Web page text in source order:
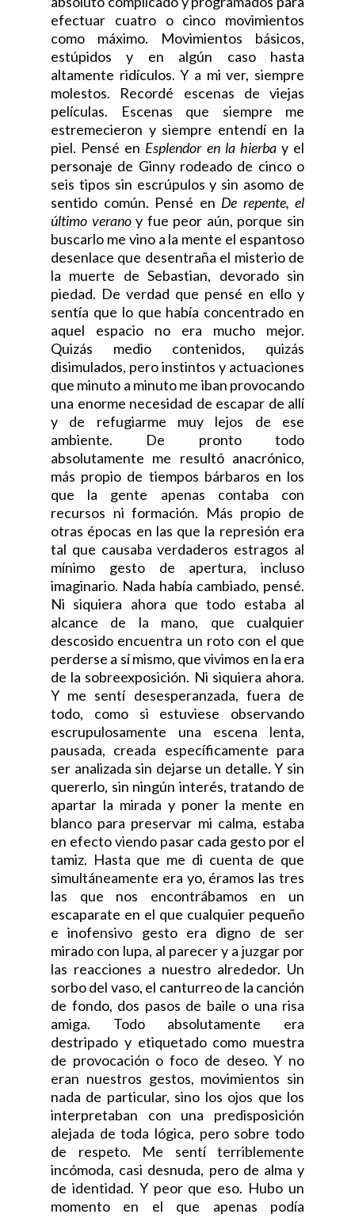
efectuar cuatro o cinco movimientos
como máximo. Movimientos básicos,
estúpidos y en algún caso hasta
altamente ridículos. Y a mi ver, siempre
molestos. Recordé escenas de viejas
películas. Escenas que siempre me
estremecieron y siempre entendí en la
piel. Pensé en Esplendor en la hierbay el
personaje de Ginny rodeado de cinco o
seis tipos sin escrúpulos y sin asomo de
sentido común. Pensé en De repente, el
último veranoy fue peor aún, porque sin
buscarlo me vino a la mente el espantoso
desenlace que desentraña el misterio de
la muerte de Sebastian, devorado sin
piedad. De verdad que pensé en ello y
sentía que lo que había concentrado en
aquel espacio no era mucho mejor.
Quizás medio contenidos, quizás
disimulados, pero instintos y actuaciones
que minuto a minuto me iban provocando
una enorme necesidad de escapar de allí
y de refugiarme muy lejos de ese
ambiente. De pronto todo
absolutamente me resultó anacrónico,
más propio de tiempos bárbaros en los
que la gente apenas contaba con
recursos ni formación. Más propio de
otras épocas en las que la represión era
tal que causaba verdaderos estragos al
mínimo gesto de apertura, incluso
imaginario. Nada había cambiado, pensé.
Ni siquiera ahora que todo estaba al
alcance de la mano, que cualquier
descosido encuentra un roto con el que
perderse a sí mismo, que vivimos en la era
de la sobreexposición. Ni siquiera ahora.
Y me sentí desesperanzada, fuera de
todo, como si estuviese observando
escrupulosamente una escena lenta,
pausada, creada específicamente para
ser analizada sin dejarse un detalle. Y sin
quererlo, sin ningún interés, tratando de
apartar la mirada y poner la mente en
blanco para preservar mi calma, estaba
en efecto viendo pasar cada gesto por el
tamiz. Hasta que me di cuenta de que
simultáneamente era yo, éramos las tres
las que nos encontrábamos en un
escaparate en el que cualquier pequeño
e inofensivo gesto era digno de ser
mirado con lupa, al parecer y a juzgar por
las reacciones a nuestro alrededor. Un
sorbo del vaso, el canturreo de la canción
de fondo, dos pasos de baile o una risa
amiga. Todo absolutamente era
destripado y etiquetado como muestra
de provocación o foco de deseo. Y no
eran nuestros gestos, movimientos sin
nada de particular, sino los ojos que los
interpretaban con una predisposición
alejada de toda lógica, pero sobre todo
de respeto. Me sentí terriblemente
incómoda, casi desnuda, pero de alma y
de identidad. Y peor que eso. Hubo un
momento en el que apenas podía